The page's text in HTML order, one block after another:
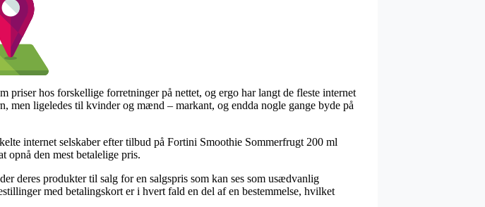
hos forskellige forretninger på nettet, og ergo har langt de fleste internet
men ligeledes til kvinder og mænd – markant, og endda nogle gange byde på
internet selskaber efter tilbud på Fortini Smoothie Sommerfrugt 200 ml
opnå den mest betalelige pris.
deres produkter til salg for en salgspris som kan ses som usædvanlig
med betalingskort er i hvert fald en del af en bestemmelse, hvilket